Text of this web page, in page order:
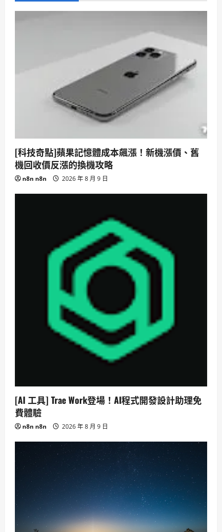
[科技奇點]蘋果記憶體成本飆漲！新機漲價、舊
機回收價反漲的換機攻略
n8n n8n 2026 年 8 月 9 日
[AI 工具] Trae Work登場！AI程式開發設計助理免
費體驗
n8n n8n 2026 年 8 月 9 日